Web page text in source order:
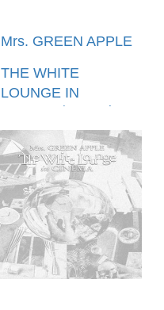
Mrs. GREEN APPLE
THE WHITE
LOUNGE IN
BOX(BLU-
RAY+GOODS)) (預
購至11/07 12:00止)
環球官方進口